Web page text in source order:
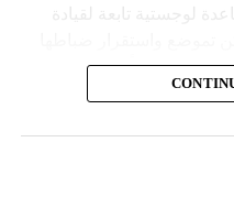
(قاعدة لوجستية تابعة لقيادة
فيهم عدداً من القتلى